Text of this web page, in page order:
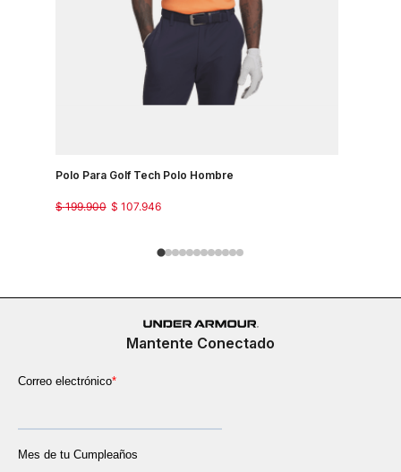
Polo Para Golf Tech Polo Hombre
$ 107.946
$ 199.900
Mantente Conectado